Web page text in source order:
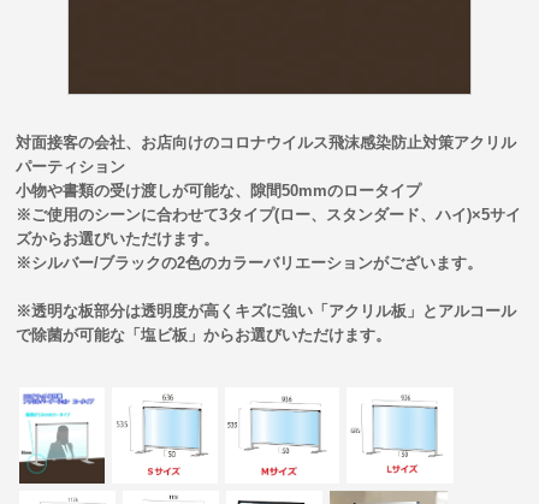
対面接客の会社、お店向けのコロナウイルス飛沫感染防止対策アクリル
パーティション
小物や書類の受け渡しが可能な、隙間50mmのロータイプ
※ご使用のシーンに合わせて3タイプ(ロー、スタンダード、ハイ)×5サイ
ズからお選びいただけます。
※シルバー/ブラックの2色のカラーバリエーションがございます。
※透明な板部分は透明度が高くキズに強い「アクリル板」とアルコール
で除菌が可能な「塩ビ板」からお選びいただけます。